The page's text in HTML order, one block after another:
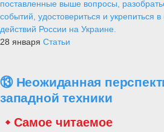
поставленные выше вопросы,
событий, удостовериться и укрепиться
действий России на Украине.
28 января Статьи
⑬ Неожиданная
западной техники
Самое читаемое